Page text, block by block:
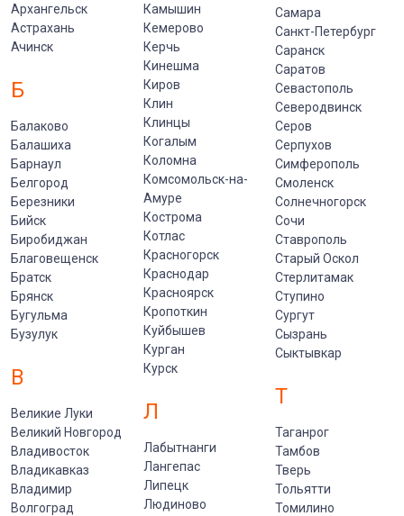
Архангельск
Астрахань
Ачинск
Б
Балаково
Балашиха
Барнаул
Белгород
Березники
Бийск
Биробиджан
Благовещенск
Братск
Брянск
Бугульма
Бузулук
В
Великие Луки
Великий Новгород
Владивосток
Владикавказ
Владимир
Волгоград
Камышин
Кемерово
Керчь
Кинешма
Киров
Клин
Клинцы
Когалым
Коломна
Комсомольск-на-
Амуре
Кострома
Котлас
Красногорск
Краснодар
Красноярск
Кропоткин
Куйбышев
Курган
Курск
Л
Лабытнанги
Лангепас
Липецк
Людиново
Самара
Санкт-Петербург
Саранск
Саратов
Севастополь
Северодвинск
Серов
Серпухов
Симферополь
Смоленск
Солнечногорск
Сочи
Ставрополь
Старый Оскол
Стерлитамак
Ступино
Сургут
Сызрань
Сыктывкар
Т
Таганрог
Тамбов
Тверь
Тольятти
Томилино